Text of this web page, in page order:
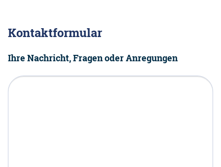
Kontaktformular
Ihre Nachricht, Fragen oder Anregungen